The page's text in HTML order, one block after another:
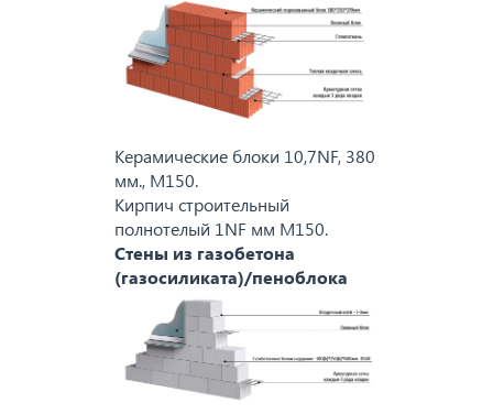
Керамические блоки 10,7NF, 380
мм., M150.
Кирпич строительный
полнотелый 1NF мм M150.
Стены из газобетона
(газосиликата)/пеноблока